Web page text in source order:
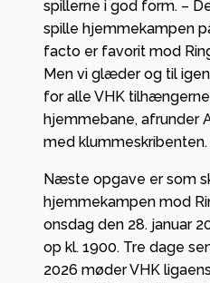
spillerne i god form. –
spille hjemmekampen
facto er favorit mod
Men vi glæder og til
for alle VHK
hjemmebane, afrunder
med klummeskribenten.
Næste opgave er som
hjemmekampen mod
onsdag den 28. januar
op kl. 1900. Tre dage
2026 møder VHK